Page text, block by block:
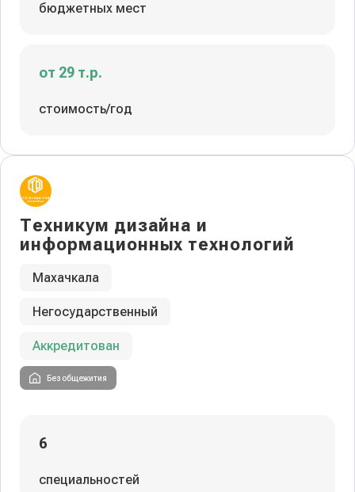
бюджетных мест
от 29 т.р.
стоимость/год
Техникум дизайна и
информационных технологий
Махачкала
Негосударственный
Аккредитован
Без общежития
6
специальностей